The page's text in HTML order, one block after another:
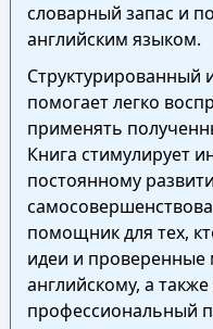
словарный запас и
английским языком.
Структурированный
помогает легко
применять
Книга стимулирует
постоянному
помощник для тех,
идеи и проверенные
английскому, а
профессиональный